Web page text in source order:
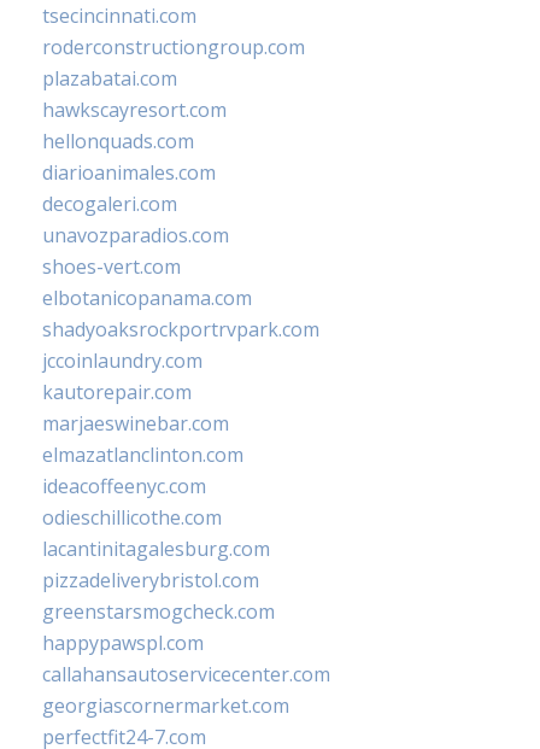
tsecincinnati.com
roderconstructiongroup.com
plazabatai.com
hawkscayresort.com
hellonquads.com
diarioanimales.com
decogaleri.com
unavozparadios.com
shoes-vert.com
elbotanicopanama.com
shadyoaksrockportrvpark.com
jccoinlaundry.com
kautorepair.com
marjaeswinebar.com
elmazatlanclinton.com
ideacoffeenyc.com
odieschillicothe.com
lacantinitagalesburg.com
pizzadeliverybristol.com
greenstarsmogcheck.com
happypawspl.com
callahansautoservicecenter.com
georgiascornermarket.com
perfectfit24-7.com